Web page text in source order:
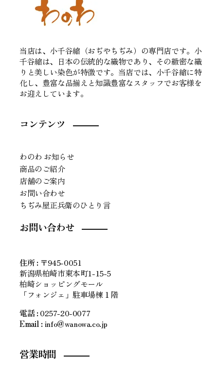
当店は、小千谷縮（おぢやちぢみ）の専門店です。小
千谷縮は、日本の伝統的な織物であり、その緻密な織
りと美しい染色が特徴です。当店では、小千谷縮に特
化し、豊富な品揃えと知識豊富なスタッフでお客様を
お迎えしています。
コンテンツ
わのわ お知らせ
商品のご紹介
店舗のご案内
お問い合わせ
ちぢみ屋正兵衛のひとり言
お問い合わせ
住所:〒945-0051
新潟県柏崎市東本町1-15-5
柏崎ショッピングモール
「フォンジェ」駐車場棟１階
電話 :0257-20-0077
Email :info＠wanowa.co.jp
営業時間